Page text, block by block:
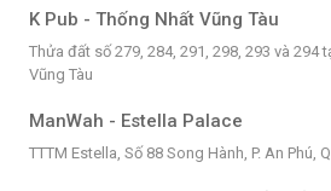
K Pub - Thống Nhất Vũng Tàu
Thửa đất số 279, 284, 291, 298, 293 và 294
Vũng Tàu
ManWah - Estella Palace
TTTM Estella, Số 88 Song Hành, P. An Phú,